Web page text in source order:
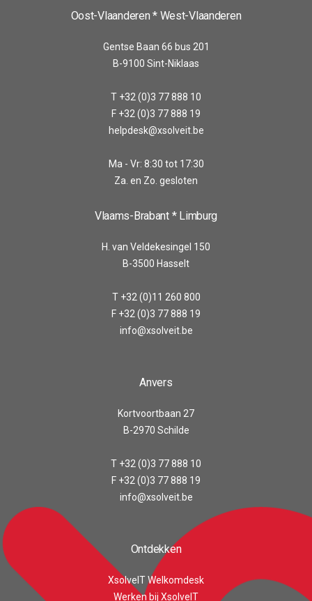
Oost-Vlaanderen * West-Vlaanderen
Gentse Baan 66 bus 201
B-9100 Sint-Niklaas
T +32 (0)3 77 888 10
F +32 (0)3 77 888 19
helpdesk@xsolveit.be
Ma - Vr: 8:30 tot 17:30
Za. en Zo. gesloten
Vlaams-Brabant * Limburg
H. van Veldekesingel 150
B-3500 Hasselt
T +32 (0)11 260 800
F +32 (0)3 77 888 19
info@xsolveit.be
Anvers
Kortvoortbaan 27
B-2970 Schilde
T +32 (0)3 77 888 10
F +32 (0)3 77 888 19
info@xsolveit.be
Ontdekken
XsolveIT Welkomdesk
Werken bij XsolveIT